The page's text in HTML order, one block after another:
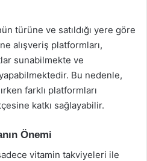
türüne ve satıldığı yere göre
alışveriş platformları,
sunabilmekte ve
Bu nedenle,
farklı platformları
katkı sağlayabilir.
Önemi
vitamin takviyeleri ile